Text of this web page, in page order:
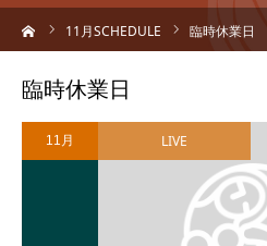
11 月SCHEDULE 臨時休業日
臨時休業日
11月 LIVE